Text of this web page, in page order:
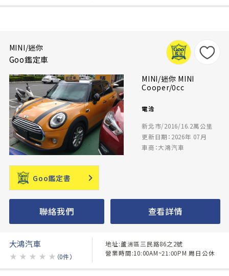
MINI/迷你
Goo鑑定車
MINI/迷你 MINI
Cooper/0cc
電洽
新北市/2016/16.2萬公里
更新日期：2026年 07月
車商：大鴻汽車
Goo鑑定書
聯絡我們 查看詳情
大鴻汽車
★ ★ ★ ★ ★ （0件）
地址:蘆洲區三民路86之2號
營業時間:10:00AM~21:00PM 周日公休